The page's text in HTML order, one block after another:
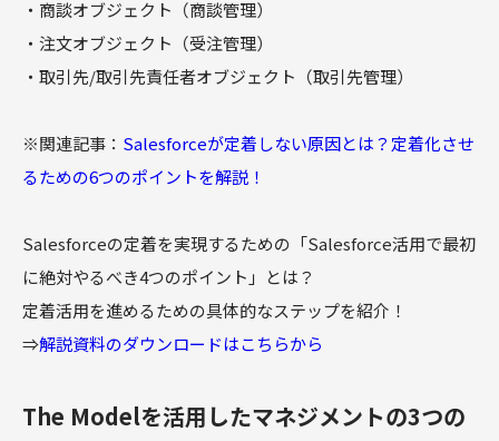
・商談オブジェクト（商談管理）
・注文オブジェクト（受注管理）
・取引先/取引先責任者オブジェクト（取引先管理）
※関連記事： Salesforceが定着しない原因とは？定着化させ
るための6つのポイントを解説！
Salesforceの定着を実現するための「Salesforce活用で最初
に絶対やるべき4つのポイント」とは？
定着活用を進めるための具体的なステップを紹介！
⇒解説資料のダウンロードはこちらから
The Modelを活用したマネジメントの3つの